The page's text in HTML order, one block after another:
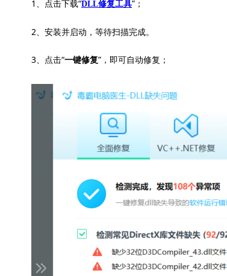
1、点击下载“DLL修复工具”；
2、安装并启动，等待扫描完成。
3、点击“一键修复”，即可自动修复；